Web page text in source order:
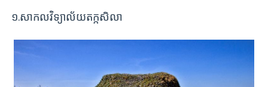
១.សាកលវិទ្យាល័យតក្កសិលា